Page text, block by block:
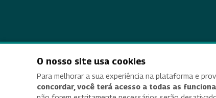
O nosso site usa cookies
Para melhorar a sua experiência na plataforma e
concordar, você terá acesso a todas as